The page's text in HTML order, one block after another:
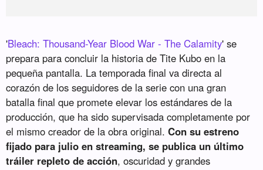
'Bleach: Thousand-Year Blood War - The Calamity' se
prepara para concluir la historia de Tite Kubo en la
pequeña pantalla. La temporada final va directa al
corazón de los seguidores de la serie con una gran
batalla final que promete elevar los estándares de la
producción, que ha sido supervisada completamente por
el mismo creador de la obra original.Con su estreno
fijado para julio en streaming, se publica un último
tráiler repleto de acción, oscuridad y grandes